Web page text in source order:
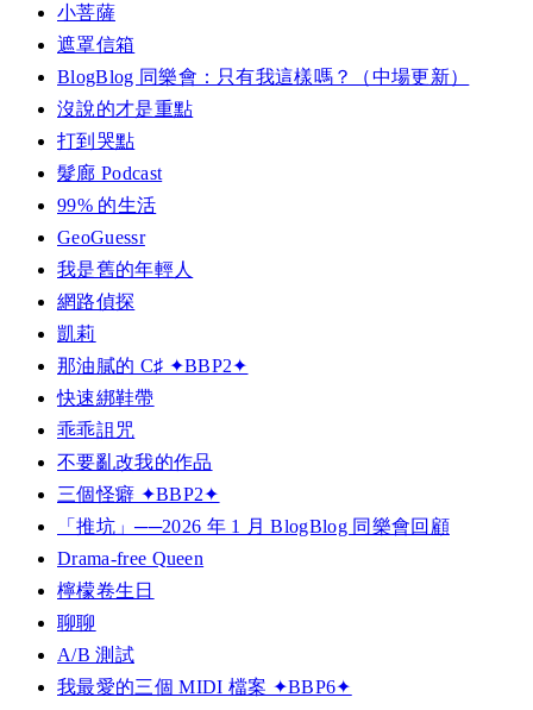
小菩薩
遮罩信箱
BlogBlog 同樂會：只有我這樣嗎？（中場更新）
沒說的才是重點
打到哭點
髮廊 Podcast
99% 的生活
GeoGuessr
我是舊的年輕人
網路偵探
凱莉
那油膩的 C♯ ✦BBP2✦
快速綁鞋帶
乖乖詛咒
不要亂改我的作品
三個怪癖 ✦BBP2✦
「推坑」──2026 年 1 月 BlogBlog 同樂會回顧
Drama-free Queen
檸檬卷生日
聊聊
A/B 測試
我最愛的三個 MIDI 檔案 ✦BBP6✦